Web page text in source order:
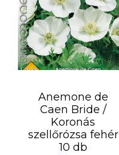
Anemone de
Caen Bride /
Koronás
szellőrózsa fehér
10 db